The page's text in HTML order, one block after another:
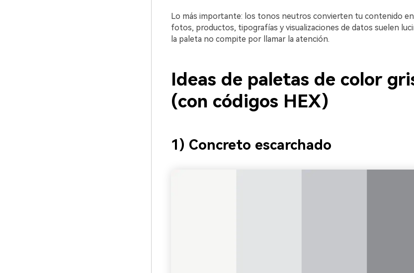
Lo más importante: los tonos neutros convierten tu contenido
fotos, productos, tipografías y visualizaciones de datos suelen
la paleta no compite por llamar la atención.
Ideas de paletas de color
(con códigos HEX)
1) Concreto escarchado